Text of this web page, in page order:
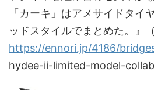
「カーキ」はアメサイドタイ
ッドスタイルでまとめた。』
https://ennori.jp/4186/
hydee-ii-limited-model-